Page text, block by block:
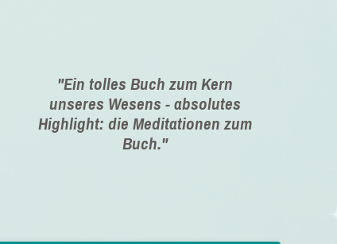
"Ein tolles Buch zum Kern
unseres Wesens - absolutes
Highlight: die Meditationen zum
Buch."